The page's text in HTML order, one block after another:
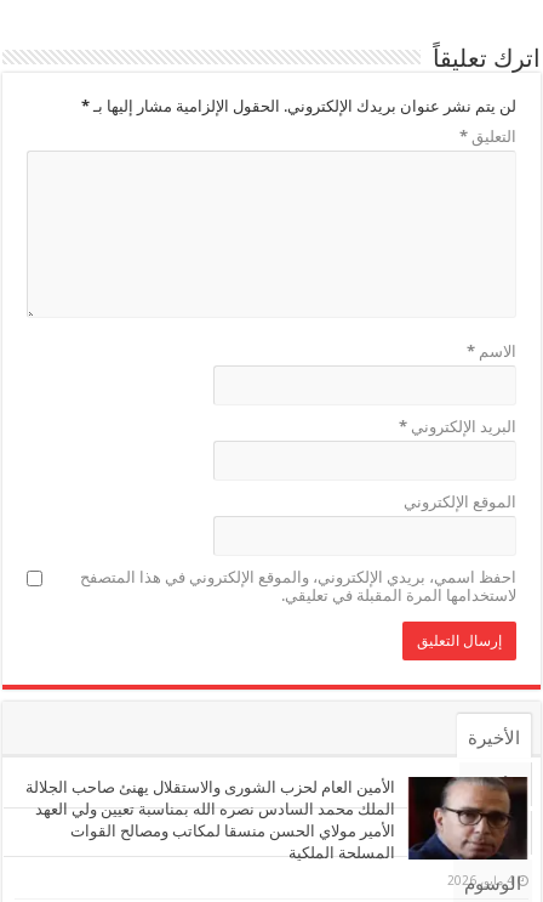
اترك تعليقاً
لن يتم نشر عنوان بريدك الإلكتروني. الحقول الإلزامية مشار إليها بـ*
التعليق*
الاسم*
البريد الإلكتروني*
الموقع الإلكتروني
احفظ اسمي، بريدي الإلكتروني، والموقع الإلكتروني في هذا المتصفح
لاستخدامها المرة المقبلة في تعليقي.
الأخيرة
الأشهر
تعليقات
الوسوم
الأمين العام لحزب الشورى والاستقلال يهنئ صاحب الجلالة
الملك محمد السادس نصره الله بمناسبة تعيين ولي العهد
الأمير مولاي الحسن منسقا لمكاتب ومصالح القوات
المسلحة الملكية
4 مايو، 2026